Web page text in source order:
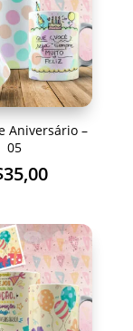
Aniversário –
05
35,00